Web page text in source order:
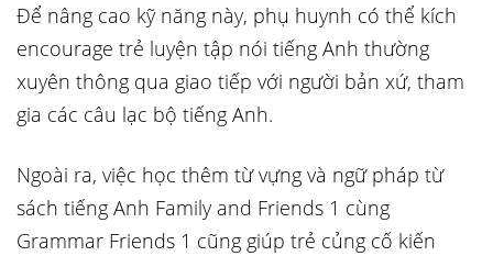
Để nâng cao kỹ năng này, phụ huynh có thể kích
encourage trẻ luyện tập nói tiếng Anh thường
xuyên thông qua giao tiếp với người bản xứ, tham
gia các câu lạc bộ tiếng Anh.
Ngoài ra, việc học thêm từ vựng và ngữ pháp từ
sách tiếng Anh Family and Friends 1 cùng
Grammar Friends 1 cũng giúp trẻ củng cố kiến